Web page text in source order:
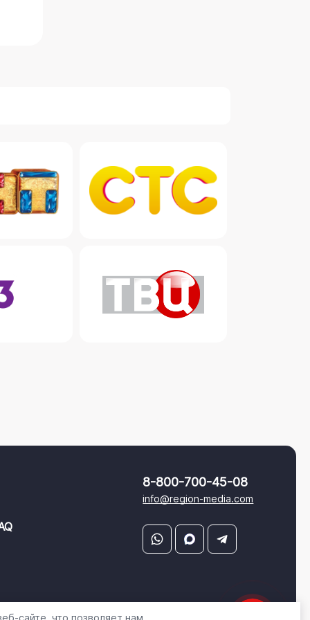
8-800-700-45-08
info@region-media.com
сайте, что позволяет нам